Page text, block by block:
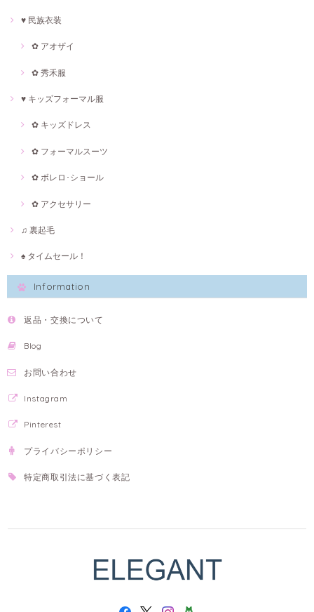
♥ 民族衣装
✿ アオザイ
✿ 秀禾服
♥ キッズフォーマル服
✿ キッズドレス
✿ フォーマルスーツ
✿ ボレロ･ショール
✿ アクセサリー
♫ 裏起毛
♠ タイムセール！
Information
返品・交換について
Blog
お問い合わせ
Instagram
Pinterest
プライバシーポリシー
特定商取引法に基づく表記